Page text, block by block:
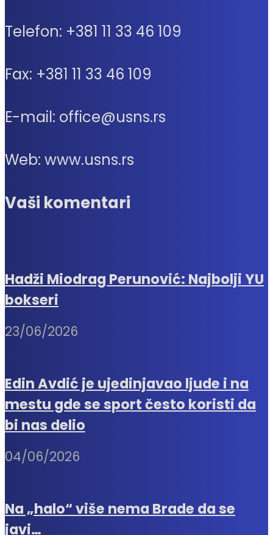
Telefon: +381 11 33 46 109
Fax: +381 11 33 46 109
E-mail: office@usns.rs
Web: www.usns.rs
Vaši komentari
Hadži Miodrag Perunović: Najbolji YU
bokseri
23/06/2026
Edin Avdić je ujedinjavao ljude i na
mestu gde se sport često koristi da
bi nas delio
04/06/2026
Na „halo“ više nema Brade da se
javi…